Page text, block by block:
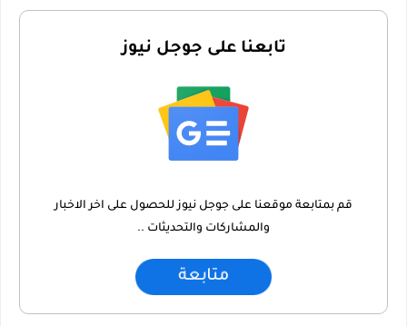
تابعنا على جوجل نيوز
قم بمتابعة موقعنا على جوجل نيوز للحصول على اخر الاخبار
والمشاركات والتحديثات ..
متابعة